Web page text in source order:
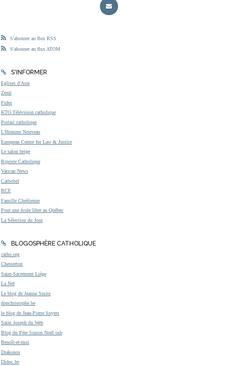
S'abonner au flux RSS
S'abonner au flux ATOM
S'INFORMER
Eglises d'Asie
Zenit
Fides
KTO Télévision catholique
Portail catholique
L'Homme Nouveau
European Centre for Law & Justice
Le salon beige
Riposte Catholique
Vatican News
Cathobel
RCF
Famille Chrétienne
Pour une école libre au Québec
La Sélection du Jour
BLOGOSPHÈRE CATHOLIQUE
catho.org
Chesterton
Saint-Sacrement Liège
La Nef
Le blog de Jeanne Smits
donchristophe.be
le blog de Jean-Pierre Snyers
Saint Joseph du Web
Blog du Père Simon Noël osb
Benoît-et-moi
Diakonos
Didoc.be